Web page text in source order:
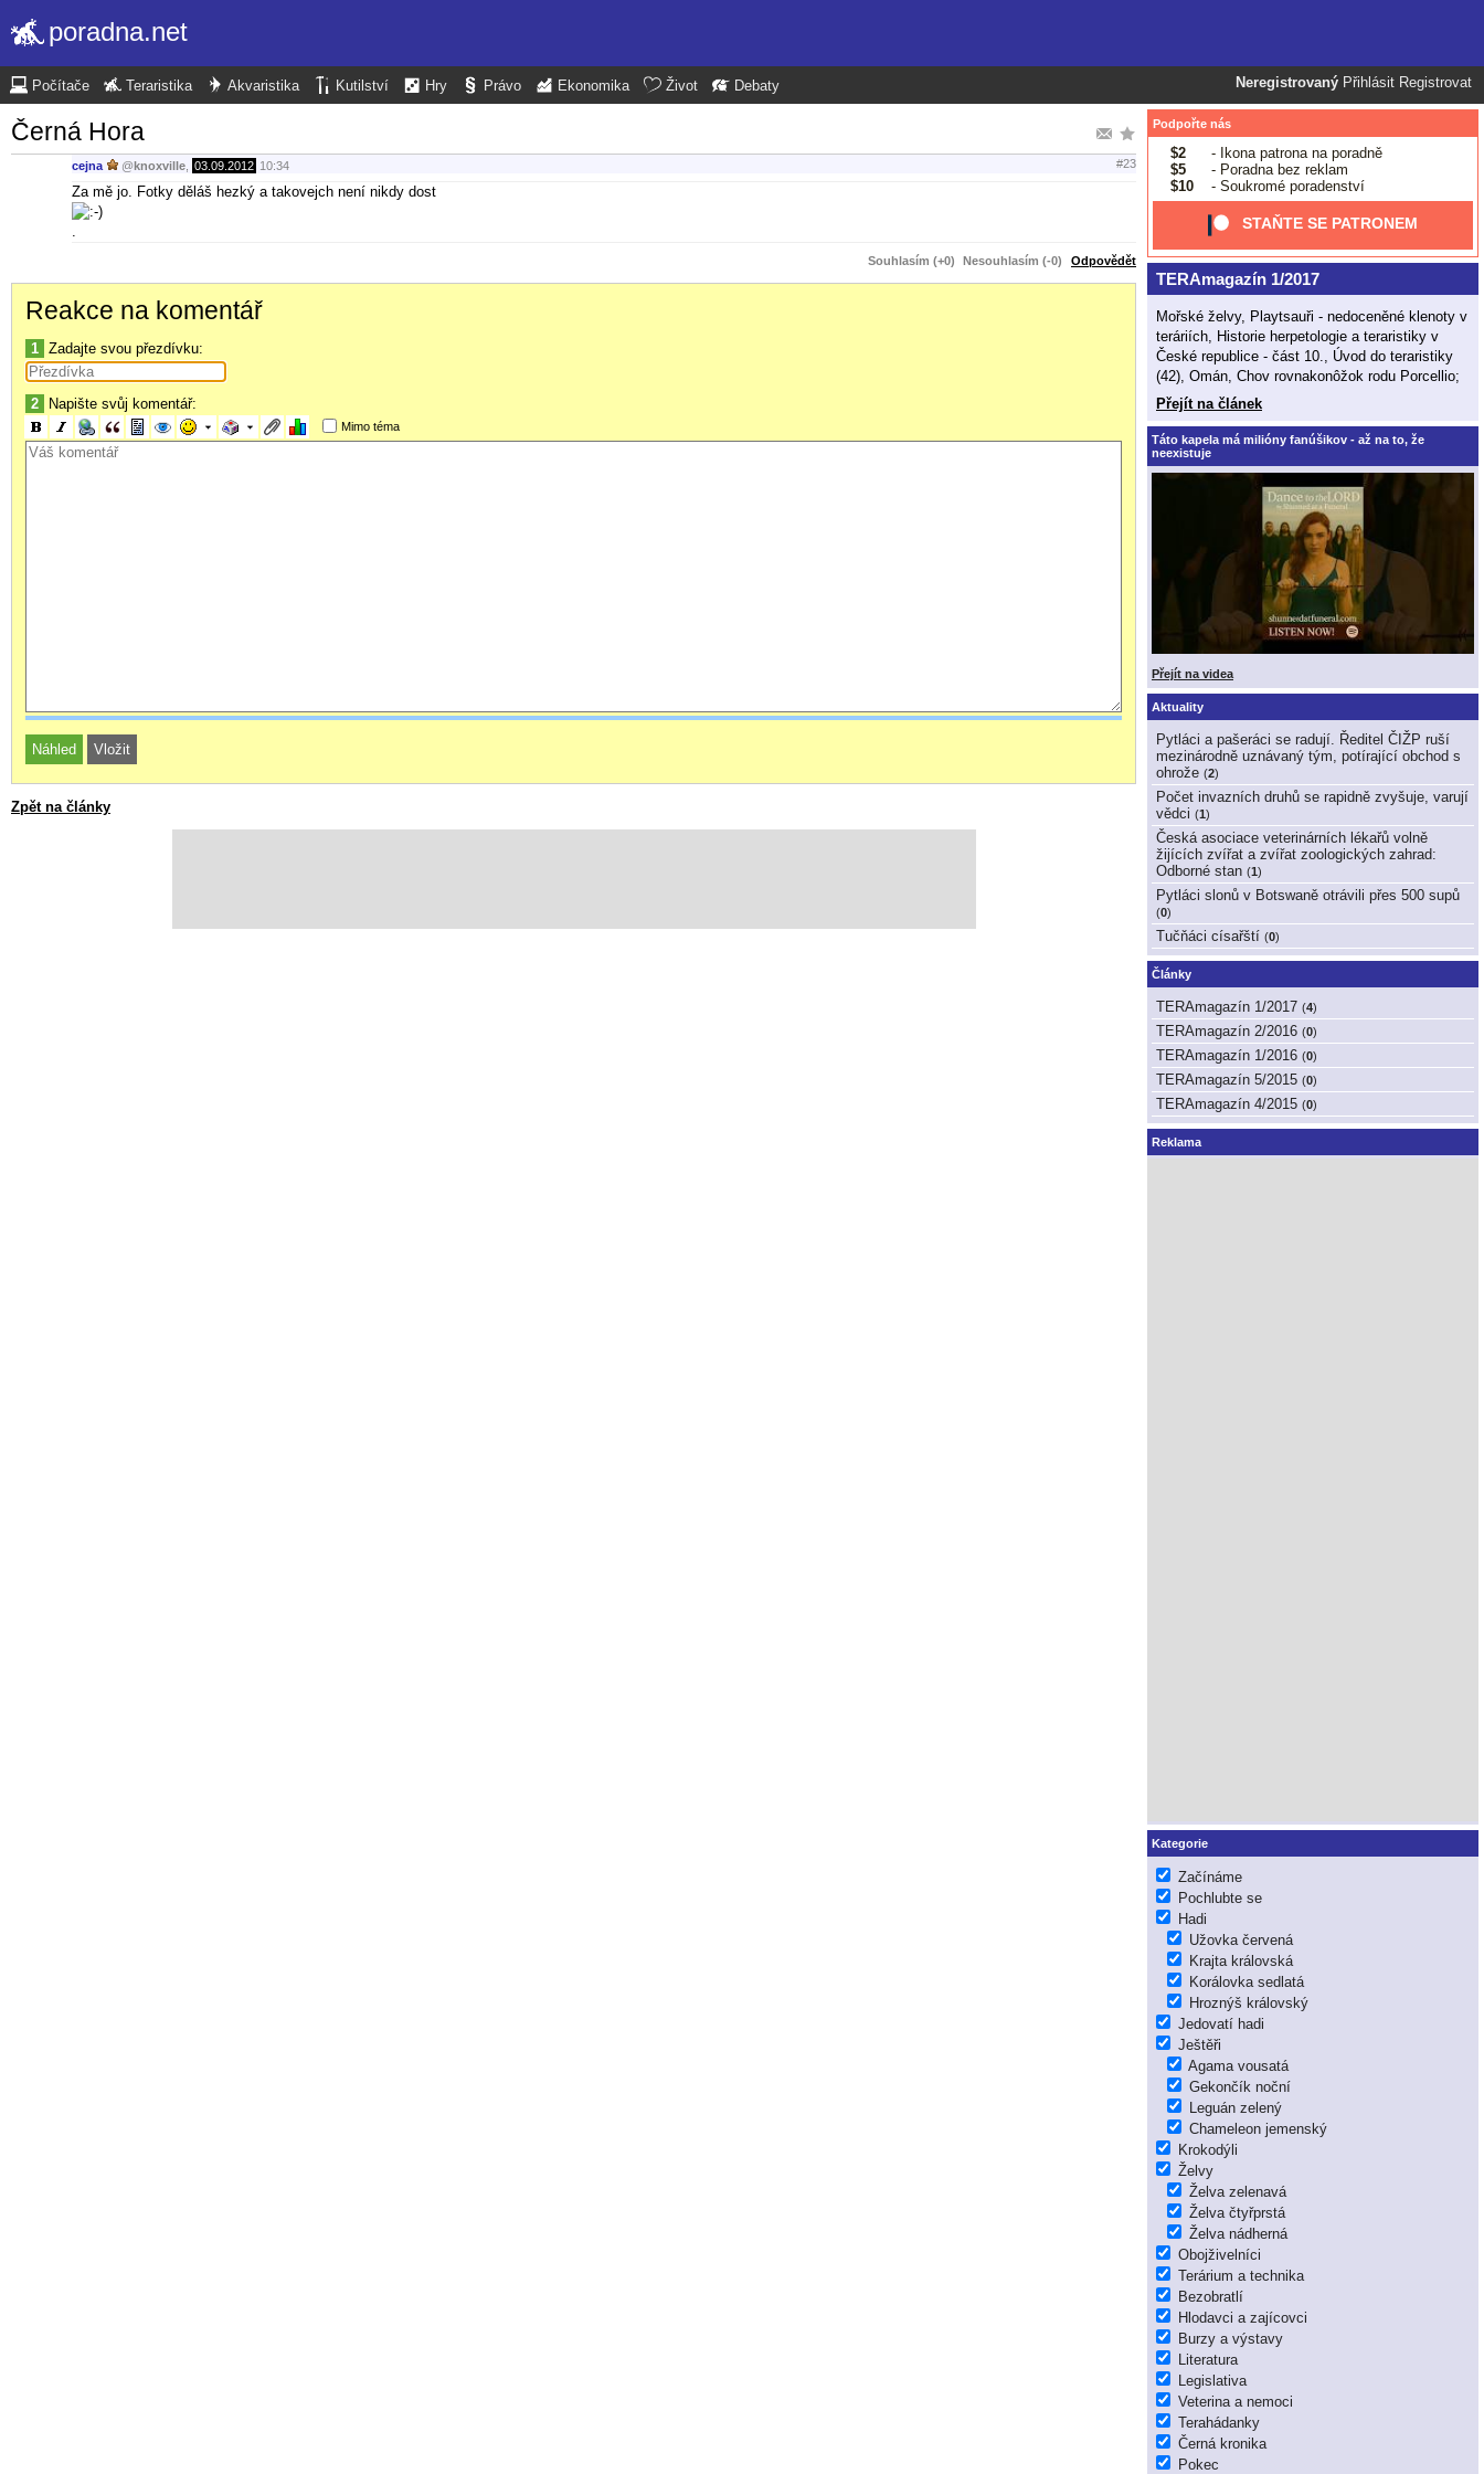
poradna.net
Neregistrovaný Přihlásit Registrovat
Počítače Teraristika Akvaristika Kutilství Hry Právo Ekonomika Život Debaty
Černá Hora
cejna @knoxville 03.09.2012 10:34 #23
Za mě jo. Fotky děláš hezký a takovejch není nikdy dost
Souhlasím (+0) Nesouhlasím (-0) Odpovědět
Reakce na komentář
1 Zadajte svou přezdívku:
2 Napište svůj komentář:
Mimo téma
Zpět na články
Podpořte nás
$2
- Ikona patrona na poradně
$5
- Poradna bez reklam
$10
- Soukromé poradenství
STAŇTE SE PATRONEM
TERAmagazín 1/2017
Mořské želvy, Playtsauři - nedoceněné klenoty v
teráriích, Historie herpetologie a teraristiky v
České republice - část 10., Úvod do teraristiky
(42), Omán, Chov rovnakonôžok rodu Porcellio;
Přejít na článek
Táto kapela má milióny fanúšikov - až na to, že
neexistuje
Přejít na videa
Aktuality
Pytláci a pašeráci se radují. Ředitel ČIŽP ruší
mezinárodně uznávaný tým, potírající obchod s
ohrože (2)
Počet invazních druhů se rapidně zvyšuje, varují
vědci (1)
Česká asociace veterinárních lékařů volně
žijících zvířat a zvířat zoologických zahrad:
Odborné stan (1)
Pytláci slonů v Botswaně otrávili přes 500 supů
(0)
Tučňáci císařští (0)
Články
TERAmagazín 1/2017 (4)
TERAmagazín 2/2016 (0)
TERAmagazín 1/2016 (0)
TERAmagazín 5/2015 (0)
TERAmagazín 4/2015 (0)
Reklama
Kategorie
Začínáme
Pochlubte se
Hadi
Užovka červená
Krajta královská
Korálovka sedlatá
Hroznýš královský
Jedovatí hadi
Ještěři
Agama vousatá
Gekončík noční
Leguán zelený
Chameleon jemenský
Krokodýli
Želvy
Želva zelenavá
Želva čtyřprstá
Želva nádherná
Obojživelníci
Terárium a technika
Bezobratlí
Hlodavci a zajícovci
Burzy a výstavy
Literatura
Legislativa
Veterina a nemoci
Terahádanky
Černá kronika
Pokec